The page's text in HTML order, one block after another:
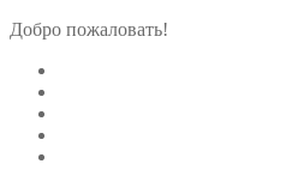
Перейти
содержимому
Меню
Закрыть
Добро пожаловать!